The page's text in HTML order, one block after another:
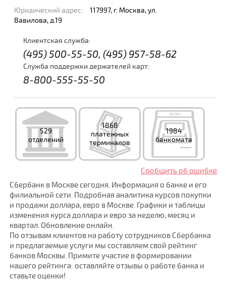
Юридический адрес:
117997, г. Москва, ул.
Вавилова, д.19
Клиентская служба:
(495) 500-55-50, (495) 957-58-62
Служба поддержки держателей карт:
8-800-555-55-50
529
отделений
1868
платежных
терминалов
1984
банкомата
Сообщить об ошибке
Сбербанк в Москве сегодня. Информация о банке и его
филиальной сети. Подробная аналитика курсов покупки
и продажи доллара, евро в Москве. Графики и таблицы
изменения курса доллара и евро за неделю, месяц и
квартал. Обновление онлайн.
По отзывам клиентов на работу сотрудников Сбербанка
и предлагаемые услуги мы составляем свой рейтинг
банков Москвы. Примите участие в формировании
нашего рейтинга: оставляйте отзывы о работе банка и
ставьте оценки!